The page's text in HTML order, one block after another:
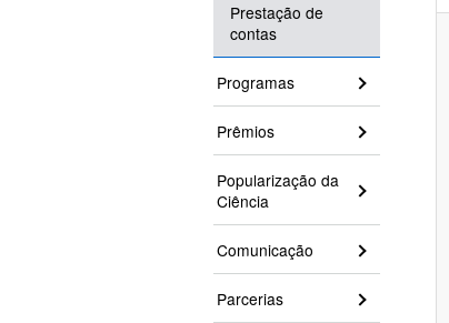
Prestação de
contas
Programas
Prêmios
Popularização da
Ciência
Comunicação
Parcerias